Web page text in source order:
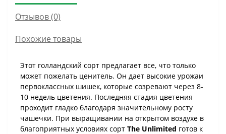
Отзывов (0)
Похожие товары
Этот голландский сорт предлагает все, что только
может пожелать ценитель. Он дает высокие урожаи
первоклассных шишек, которые созревают через 8-
10 недель цветения. Последняя стадия цветения
проходит гладко благодаря значительному росту
чашечки. При выращивании на открытом воздухе в
благоприятных условиях сорт The Unlimited готов к